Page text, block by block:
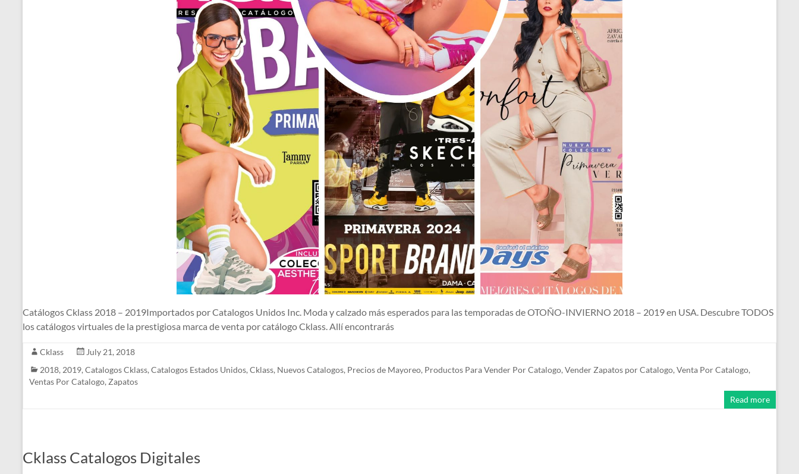
Catálogos Cklass 2018 – 2019Importados por Catalogos Unidos Inc. Moda y calzado más esperados para las temporadas de OTOÑO-INVIERNO 2018 – 2019 en USA. Descubre TODOS
los catálogos virtuales de la prestigiosa marca de venta por catálogo Cklass. Allí encontrarás
Cklass
July 21, 2018
2018, 2019, Catalogos Cklass, Catalogos Estados Unidos, Cklass, Nuevos Catalogos, Precios de Mayoreo, Productos Para Vender Por Catalogo, Vender Zapatos por Catalogo, Venta Por Catalogo,
Ventas Por Catalogo, Zapatos
Read more
Cklass Catalogos Digitales